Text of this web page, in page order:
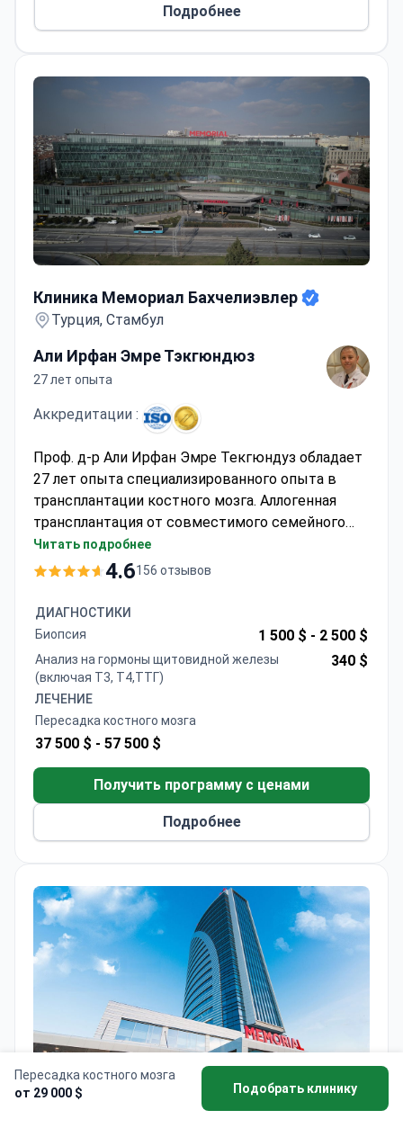
Пересадка костного мозга
от 29 000 $
Подобрать клинику
исследованиях в области молекулярной
биологии. Предоставляется письменный отчет
Подробнее
Клиника Мемориал Бахчелиэвлер
Турция, Стамбул
Али Ирфан Эмре Тэкгюндюз
27 лет опыта
Аккредитации :
Проф. д-р Али Ирфан Эмре Текгюндуз обладает
27 лет опыта специализированного опыта в
трансплантации костного мозга. Аллогенная
трансплантация от совместимого семейного
донора может стоить около 51 000 долларов,
обычно включая процедуру, 60 ночей
сертифицированный JACIE, выполняет 337
трансплантаций в год в соответствии с
европейскими стандартами безопасности.
Проф. Текгюндуз является членом Турецкого
общества гематологии, имеет 4
задокументированных факта, специфичных для
процедуры.
Читать подробнее
4.6156 отзывов
ДИАГНОСТИКИ
Биопсия
1 500 $ - 2 500 $
Анализ на гормоны щитовидной железы
(включая Т3, Т4,ТТГ)
340 $
ЛЕЧЕНИЕ
Пересадка костного мозга
37 500 $ - 57 500 $
Получить программу с ценами
Подробнее